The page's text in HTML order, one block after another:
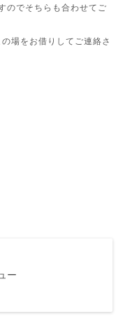
のでそちらも合わせてご
場をお借りしてご連絡さ
ー